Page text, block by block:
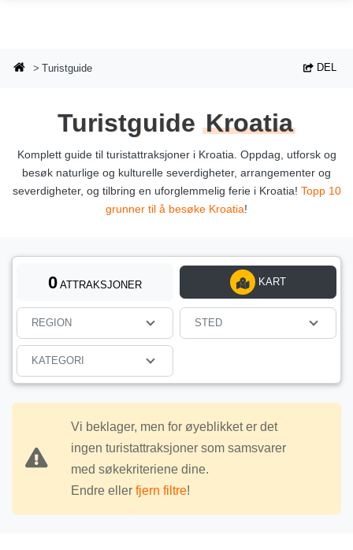
Turistguide DEL
TuristguideKroatia
Komplett guide til turistattraksjoner i Kroatia. Oppdag, utforsk og
besøk naturlige og kulturelle severdigheter, arrangementer og
severdigheter, og tilbring en uforglemmelig ferie i Kroatia! Topp 10
grunner til å besøke Kroatia!
0 ATTRAKSJONER KART
REGION STED
KATEGORI
Vi beklager, men for øyeblikket er det
ingen turistattraksjoner som samsvarer
med søkekriteriene dine.
Endre eller fjern filtre!